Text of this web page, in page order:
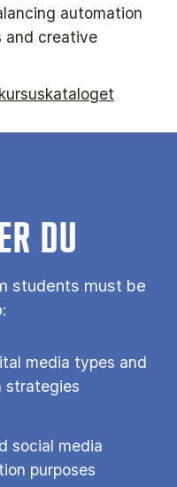
automation
and creative
DU
students must be
media types and
strategies
social media
purposes